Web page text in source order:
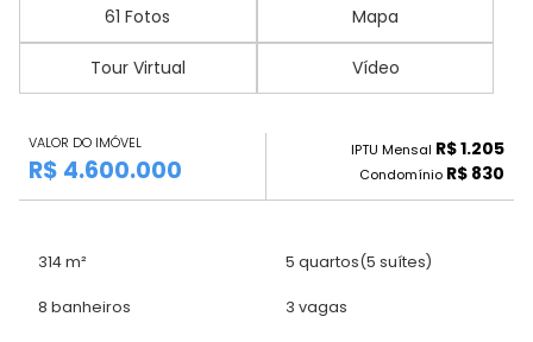
61 Fotos Mapa
Tour Virtual Vídeo
VALOR DO IMÓVEL
R$ 4.600.000
IPTU Mensal R$ 1.205
Condomínio R$ 830
314 m² 5 quartos(5 suítes)
8 banheiros 3 vagas